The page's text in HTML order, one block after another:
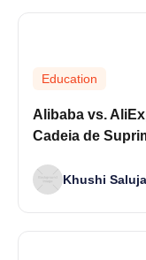
Education
Alibaba vs.
Cadeia de
Khushi Saluja